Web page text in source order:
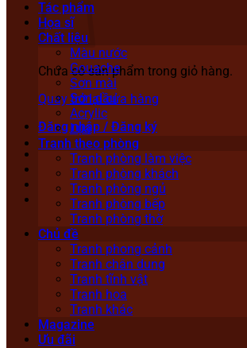
Chưa có sản phẩm trong giỏ hàng.
Quay trở lại cửa hàng
Đăng nhập / Đăng ký
Tác phẩm
Họa sĩ
Chất liệu
Màu nước
Gouache
Sơn mài
Sơn dầu
Acrylic
Lụa
Tranh theo phòng
Tranh phòng làm việc
Tranh phòng khách
Tranh phòng ngủ
Tranh phòng bếp
Tranh phòng thờ
Chủ đề
Tranh phong cảnh
Tranh chân dung
Tranh tĩnh vật
Tranh hoa
Tranh khác
Magazine
Ưu đãi